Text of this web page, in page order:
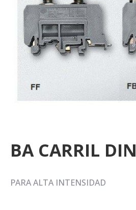
BA CARRIL DIN
PARA ALTA INTENSIDAD